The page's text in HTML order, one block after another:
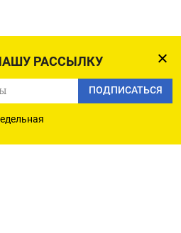
РАССЫЛКУ
ПОДПИСАТЬСЯ
НА ТЕЛЕГРАМ
В GOOGLE